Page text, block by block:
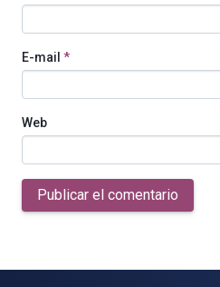
E-mail *
Web
Publicar el comentario